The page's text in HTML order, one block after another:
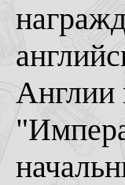
Англии